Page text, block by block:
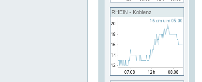
RHEIN - Koblenz